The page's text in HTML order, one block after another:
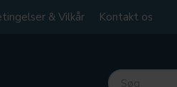
& Vilkår Kontakt os